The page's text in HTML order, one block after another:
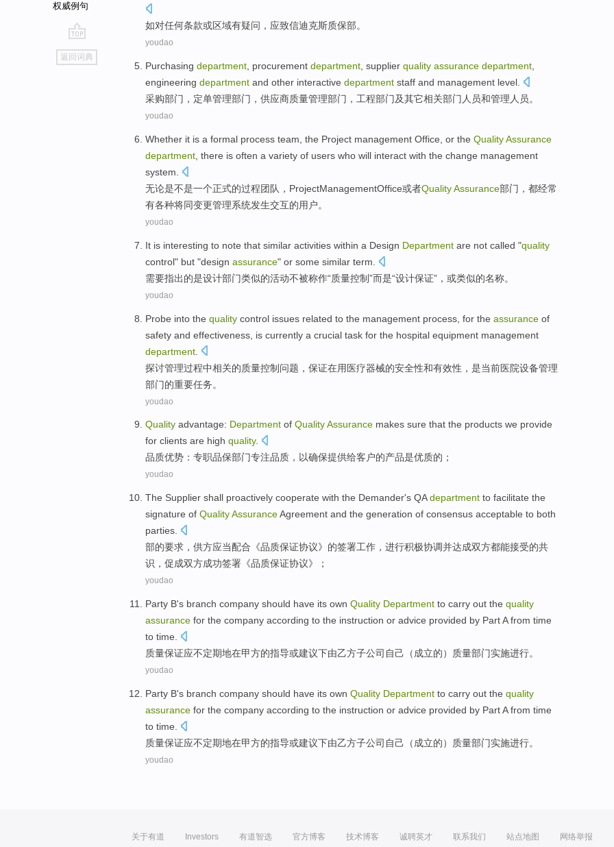
权威例句
go
top
返回词典
如对任何条款或区域有疑问 ，应致信迪克斯质保部。
youdao
Purchasing department procurement department supplier quality assurance department
engineering department and other interactive department staff and management level.
采购部门 ， 定单管理部门， 供应商质量管理部门， 工程部门及其它相关部门 人员和管理 人员。
youdao
Whether it is a formal process team , the Project management Office or the QualityAssurance
department there is often a variety of users who will interact with the change management
system
无论是不是一个正式的过程团队 ， ProjectManagementOffice或者QualityAssurance部门 ， 都经常
有各种将同变更管理系统发生交互的用户。
youdao
It is interesting to note that similar activities within a Design Department are not called "quality
control" but "design assurance" or some similar term.
需要指出的是设计部门类似的活动不被称作“质量控制”而是“设计保证”， 或类似的名称。
youdao
Probe into the quality control issues related to the management process for the assurance of
safety and effectiveness is currently a crucial task for the hospital equipment management
department
探讨管理过程中相关的质量控制问题 ， 保证在用医疗器械的安全性和有效性 ， 是当前医院设备管理
部门的重要任务。
youdao
Quality advantage: Department of QualityAssurance makes sure that the products we provide
for clients are high quality.
品质优势 ：专职品保部门专注品质，以确保提供给客户的产品是优质的；
youdao
The Supplier shall proactively cooperate with the Demander's QA department to facilitate the
signature of QualityAssuranceAgreement and the generation of consensus acceptable to both
parties
部的要求 ，供方应当配合 《品质保证协议》 的签署工作，进行积极协调并达成双方都能接受的共
识，促成双方成功签署《品质保证协议》；
youdao
Party B's branch company should have its own Quality Department to carry out the quality
assurance for the company according to the instruction or advice provided by Part A from time
to time.
质量保证应不定期地在甲方的指导或建议下由乙方子公司 自己 （成立的）质量部门实施进行。
youdao
Party B's branch company should have its own Quality Department to carry out the quality
assurance for the company according to the instruction or advice provided by Part A from time
to time.
质量保证应不定期地在甲方的指导或建议下由乙方子公司 自己 （成立的）质量部门实施进行。
youdao
关于有道 Investors 有道智选 官方博客 技术博客 诚聘英才 联系我们 站点地图 网络举报